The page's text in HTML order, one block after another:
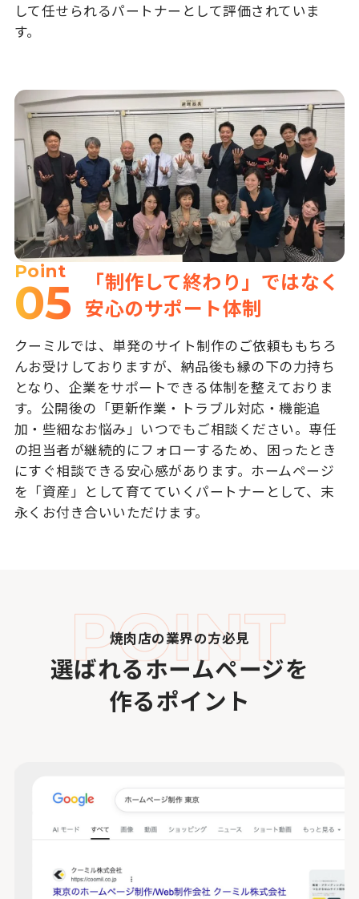
して任せられるパートナーとして評価されていま
す。
Point
05
「制作して終わり」ではなく
安心のサポート体制
クーミルでは、単発のサイト制作のご依頼ももちろ
んお受けしておりますが、納品後も縁の下の力持ち
となり、企業をサポートできる体制を整えておりま
す。公開後の「更新作業・トラブル対応・機能追
加・些細なお悩み」いつでもご相談ください。専任
の担当者が継続的にフォローするため、困ったとき
にすぐ相談できる安心感があります。ホームページ
を「資産」として育てていくパートナーとして、末
永くお付き合いいただけます。
焼肉店の業界の方必見
選ばれるホームページを
作るポイント